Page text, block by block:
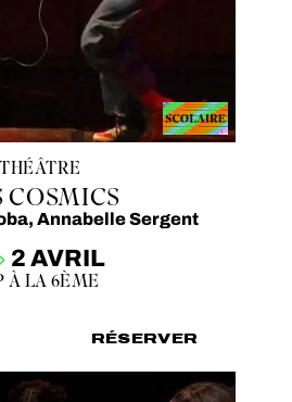
THÉÂTRE
COSMICS
Annabelle Sergent
2 AVRIL
À LA 6ÈME
RÉSERVER